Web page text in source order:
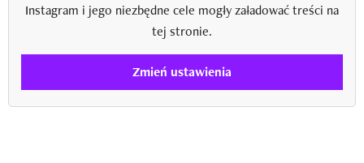
Instagram i jego niezbędne cele mogły załadować treści na
tej stronie.
Zmień ustawienia